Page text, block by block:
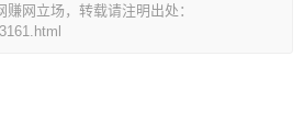
网立场，转载请注明出处：